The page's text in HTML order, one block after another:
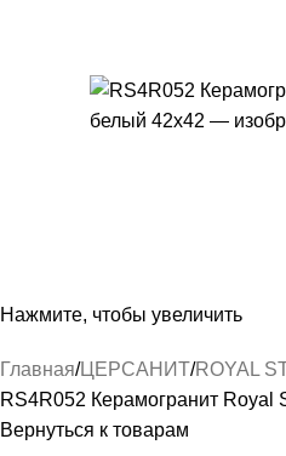
Нажмите, чтобы увеличить
Главная ЦЕРСАНИТ ROYAL
RS4R052 Керамогранит Royal
Вернуться к товарам